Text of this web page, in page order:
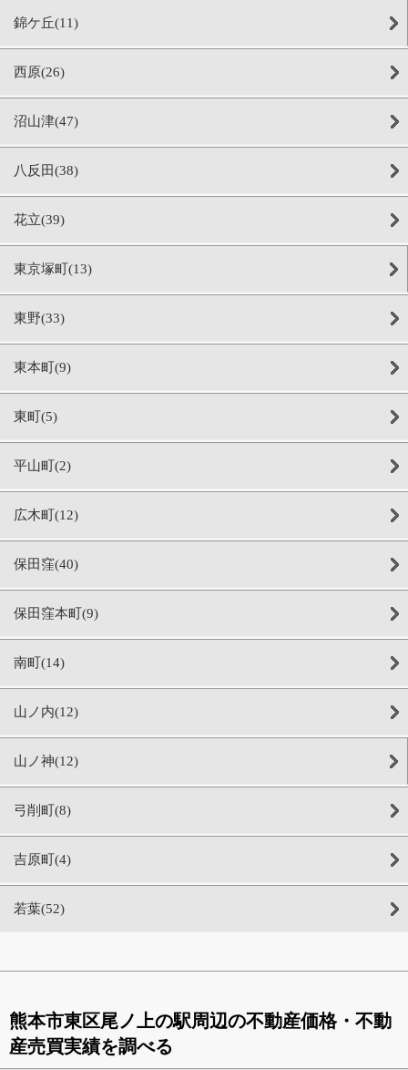
錦ケ丘(11)
西原(26)
沼山津(47)
八反田(38)
花立(39)
東京塚町(13)
東野(33)
東本町(9)
東町(5)
平山町(2)
広木町(12)
保田窪(40)
保田窪本町(9)
南町(14)
山ノ内(12)
山ノ神(12)
弓削町(8)
吉原町(4)
若葉(52)
熊本市東区尾ノ上の駅周辺の不動産価格・不動
産売買実績を調べる